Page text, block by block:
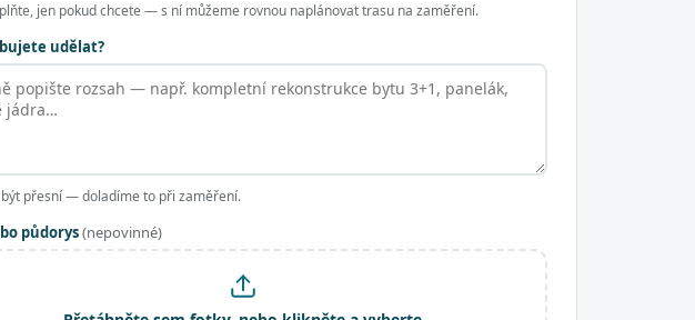
jen pokud chcete — s ní můžeme rovnou naplánovat trasu na zaměření.
udělat?
přesní — doladíme to při zaměření.
půdorys(nepovinné)